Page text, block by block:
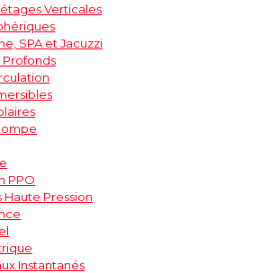
Verticales
SPA et Jacuzzi
Profonds
PPO
Pression
Instantanés